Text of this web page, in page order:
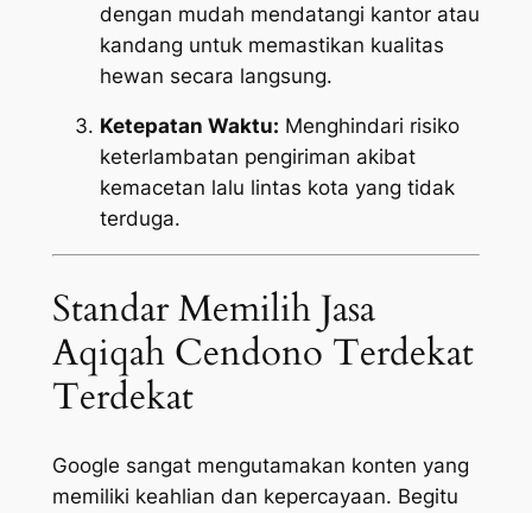
dengan mudah mendatangi kantor atau
kandang untuk memastikan kualitas
hewan secara langsung.
Ketepatan Waktu: Menghindari risiko
keterlambatan pengiriman akibat
kemacetan lalu lintas kota yang tidak
terduga.
Standar Memilih Jasa
Aqiqah Cendono Terdekat
Terdekat
Google sangat mengutamakan konten yang
memiliki keahlian dan kepercayaan. Begitu